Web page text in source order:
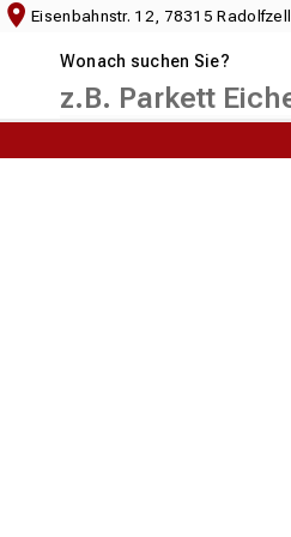
Eisenbahnstr. 12, 78315 Radolfzell
Wonach suchen Sie?